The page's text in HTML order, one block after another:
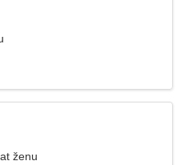
ženu